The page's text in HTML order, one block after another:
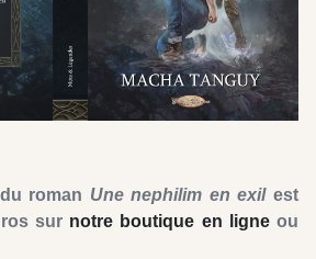
roman Une nephilim en exilest
sur notre boutique en ligneou